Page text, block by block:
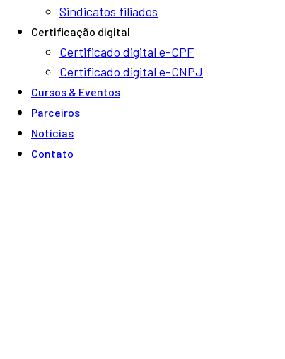
Sindicatos filiados
Certificação digital
Certificado digital e-CPF
Certificado digital e-CNPJ
Cursos & Eventos
Parceiros
Notí­cias
Contato